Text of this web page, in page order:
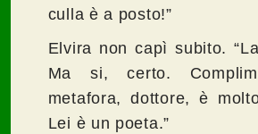
culla è a posto!”
Elvira non capì subito.
Ma si, certo.
metafora, dottore, è
Lei è un poeta.”